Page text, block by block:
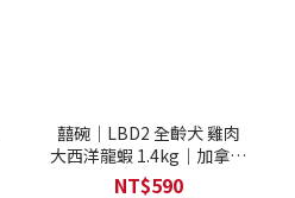
囍碗｜LBD2 全齡犬 雞肉
大西洋龍蝦 1.4kg｜加拿大
Loveabowl 天然無穀糧
NT$590